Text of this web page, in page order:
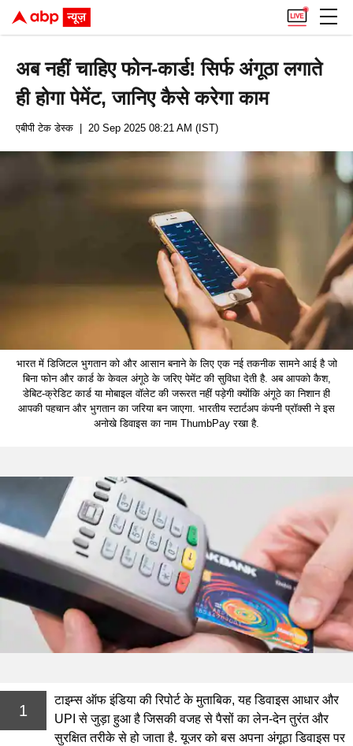
अब नहीं चाहिए फोन-कार्ड! सिर्फ अंगूठा लगाते
ही होगा पेमेंट, जानिए कैसे करेगा काम
एबीपी टेक डेस्क | 20 Sep 2025 08:21 AM (IST)
भारत में डिजिटल भुगतान को और आसान बनाने के लिए एक नई तकनीक सामने आई है जो
बिना फोन और कार्ड के केवल अंगूठे के जरिए पेमेंट की सुविधा देती है. अब आपको कैश,
डेबिट-क्रेडिट कार्ड या मोबाइल वॉलेट की जरूरत नहीं पड़ेगी क्योंकि अंगूठे का निशान ही
आपकी पहचान और भुगतान का जरिया बन जाएगा. भारतीय स्टार्टअप कंपनी प्रॉक्सी ने इस
अनोखे डिवाइस का नाम ThumbPay रखा है.
1
टाइम्स ऑफ इंडिया की रिपोर्ट के मुताबिक, यह डिवाइस आधार और
UPI से जुड़ा हुआ है जिसकी वजह से पैसों का लेन-देन तुरंत और
सुरक्षित तरीके से हो जाता है. यूजर को बस अपना अंगूठा डिवाइस पर